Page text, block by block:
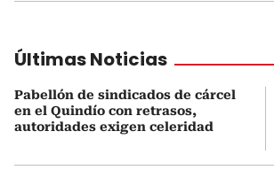
Últimas Noticias
Pabellón de sindicados de cárcel
en el Quindío con retrasos,
autoridades exigen celeridad